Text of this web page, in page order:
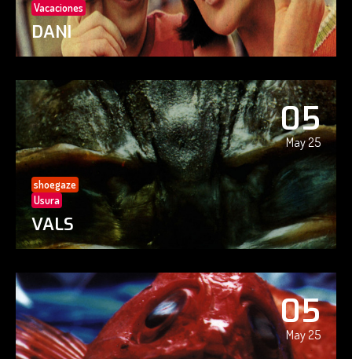
Vacaciones
DANI
05
May 25
shoegaze
Usura
VALS
05
May 25